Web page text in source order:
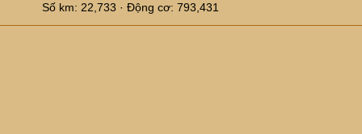
Số km 22,733 Động cơ 793,431